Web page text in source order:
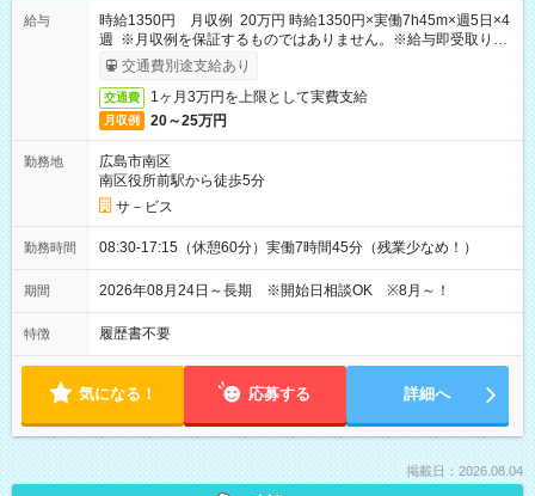
給与
時給1350円 月収例 20万円 時給1350円×実働7h45m×週5日×4
週 ※月収例を保証するものではありません。※給与即受取りサ
ービス利用可（利用条件有）
交通費別途支給あり
交通費 1ヶ月3万円を上限として実費支給
月収例 20～25万円
勤務地
広島市南区
南区役所前駅から徒歩5分
サ－ビス
勤務時間 08:30-17:15（休憩60分）実働7時間45分（残業少なめ！）
期間 2026年08月24日～長期 ※開始日相談OK ※8月～！
特徴 履歴書不要
気になる！ 応募する 詳細へ
掲載日：2026.08.04